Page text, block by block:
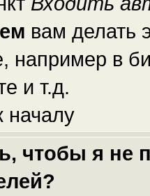
вам делать
например в
и т.д.
началу
чтобы я не